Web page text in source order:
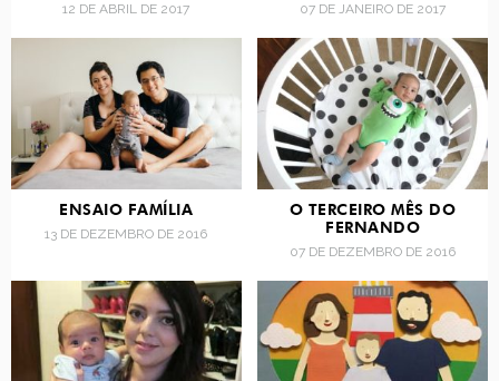
12 DE ABRIL DE 2017
07 DE JANEIRO DE 2017
ENSAIO FAMÍLIA
13 DE DEZEMBRO DE 2016
O TERCEIRO MÊS DO
FERNANDO
07 DE DEZEMBRO DE 2016